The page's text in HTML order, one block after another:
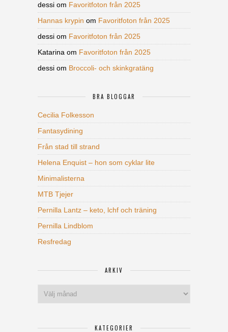
dessi om Favoritfoton från 2025
Hannas krypin om Favoritfoton från 2025
dessi om Favoritfoton från 2025
Katarina om Favoritfoton från 2025
dessi om Broccoli- och skinkgratäng
BRA BLOGGAR
Cecilia Folkesson
Fantasydining
Från stad till strand
Helena Enquist – hon som cyklar lite
Minimalisterna
MTB Tjejer
Pernilla Lantz – keto, lchf och träning
Pernilla Lindblom
Resfredag
ARKIV
KATEGORIER